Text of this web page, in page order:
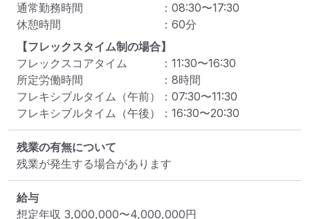
通常勤務時間
： 08:30〜17:30
休憩時間
： 60分
【フレックスタイム制の場合】
フレックスコアタイム
： 11:30〜16:30
所定労働時間
： 8時間
フレキシブルタイム（午前）
： 07:30〜11:30
フレキシブルタイム（午後）
： 16:30〜20:30
残業の有無について
残業が発生する場合があります
給与
想定年収 3,000,000〜4,000,000円